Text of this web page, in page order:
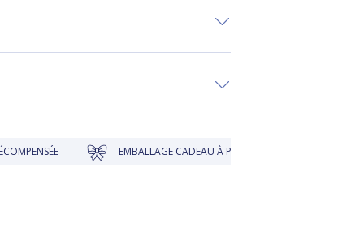
EMBALLAGE CADEAU À PRIX DOUX